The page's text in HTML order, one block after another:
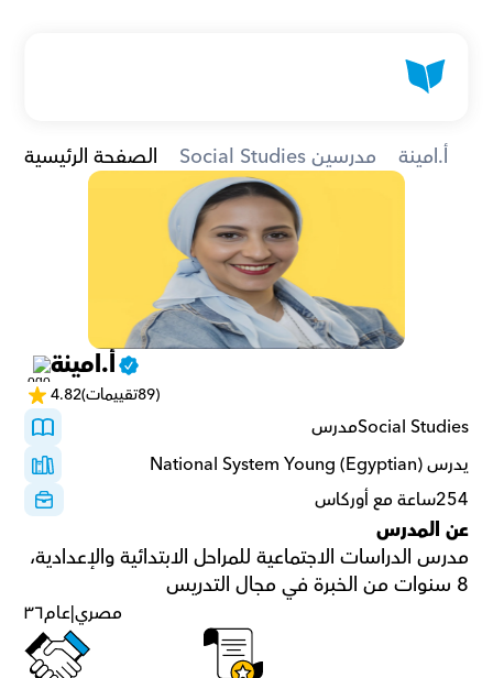
الصفحة الرئيسية Social Studies مدرسين أ.امينة
أ.امينة
4.82 (89تقييمات)
Social Studiesمدرس
يدرس National System Young (Egyptian)
254ساعة مع أوركاس
عن المدرس
8 سنوات من الخبرة في مجال التدريس
٣٦عام|مصري